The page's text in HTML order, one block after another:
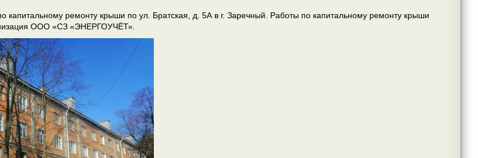
капитальному ремонту крыши по ул. Братская, д. 5А в г. Заречный. Работы по капитальному ремонту крыши
ООО «СЗ «ЭНЕРГОУЧЁТ».